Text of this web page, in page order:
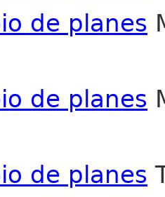
de planes
de planes
de planes